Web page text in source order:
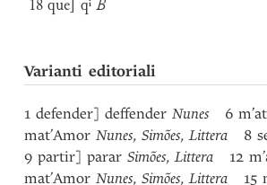
18 que] qⁱB
Varianti editoriali
1 defender] deffenderNunes 6
mat’AmorNunes,Simões,Littera 8
9 partir] pararSimões,Littera 12
mat’AmorNunes,Simões,Littera 15